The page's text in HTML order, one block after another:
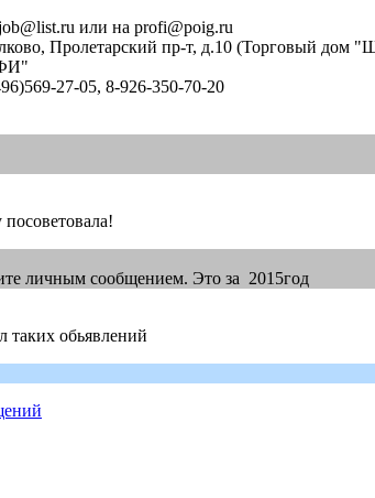
или на profi@poig.ru
Пролетарский пр-т, д.10 (Торговый дом
27-05, 8-926-350-70-20
личным сообщением. Это за 2015год
таких обьявлений